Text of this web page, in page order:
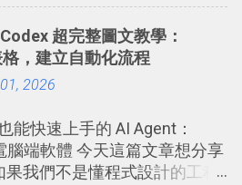
6/13 新增： 免費專案管理軟
難計畫簡單管理 13 種工具
增 ： 如何將 Trello 切換到繁
新增 ： 如何活用 Trello 記
理財計畫心得與看板範本
新增： 如何將網頁資料快速
下次快要忘記可能變成相隔一
這時再次複習，就能把記憶強
憶延長到可能半個月；那時候
的記憶長度！就這樣反覆慢慢
練習，就能讓一個東西成為腦
刻的記憶。 問題是，當我們一
超完整圖文教學：
，建立自動化流程
2026
能快速上手的 AI Agent：
腦端軟體 今天這篇文章想分享
果我們不是懂程式設計的工程